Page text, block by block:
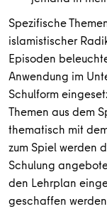
Spezifische
islamistischer
Episoden
Anwendung im
Schulform
Themen aus dem
thematisch mit
zum Spiel werden
Schulung
den Lehrplan
geschaffen